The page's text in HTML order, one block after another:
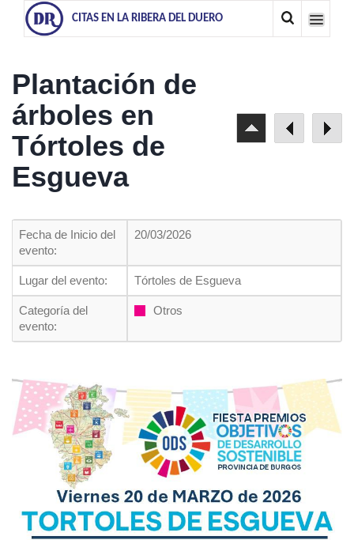
CITAS EN LA RIBERA DEL DUERO
Plantación de
árboles en
Tórtoles de
Esgueva
Fecha de Inicio del
evento:
20/03/2026
Lugar del evento: Tórtoles de Esgueva
Categoría del
evento:
Otros